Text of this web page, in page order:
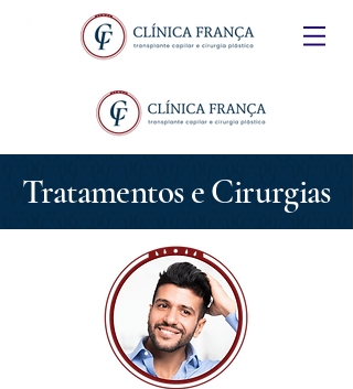
Tratamentos e Cirurgias